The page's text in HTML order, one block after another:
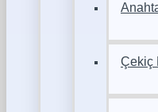
Çekiç